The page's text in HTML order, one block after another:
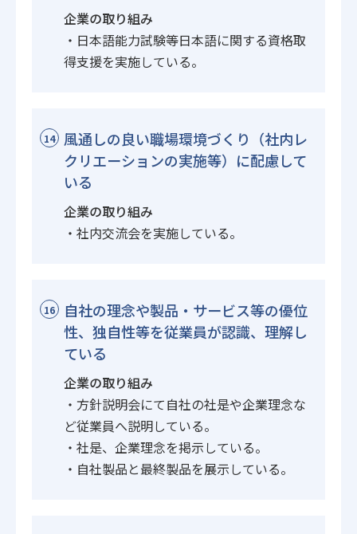
企業の取り組み
・日本語能力試験等日本語に関する資格取
得支援を実施している。
14
風通しの良い職場環境づくり（社内レ
クリエーションの実施等）に配慮して
いる
企業の取り組み
・社内交流会を実施している。
16
自社の理念や製品・サービス等の優位
性、独自性等を従業員が認識、理解し
ている
企業の取り組み
・方針説明会にて自社の社是や企業理念な
ど従業員へ説明している。
・社是、企業理念を掲示している。
・自社製品と最終製品を展示している。